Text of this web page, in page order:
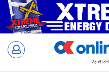
Skip
२३